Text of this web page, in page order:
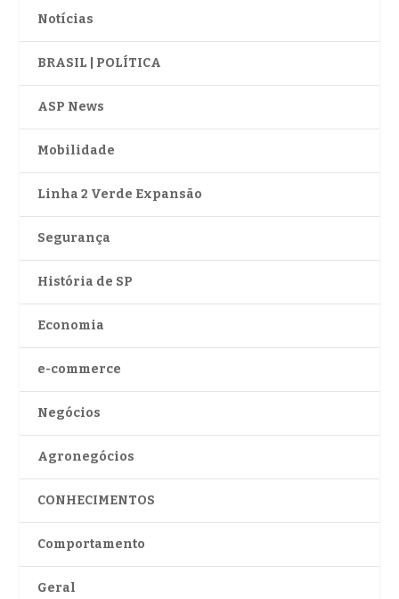
Notícias
BRASIL | POLÍTICA
ASP News
Mobilidade
Linha 2 Verde Expansão
Segurança
História de SP
Economia
e-commerce
Negócios
Agronegócios
CONHECIMENTOS
Comportamento
Geral